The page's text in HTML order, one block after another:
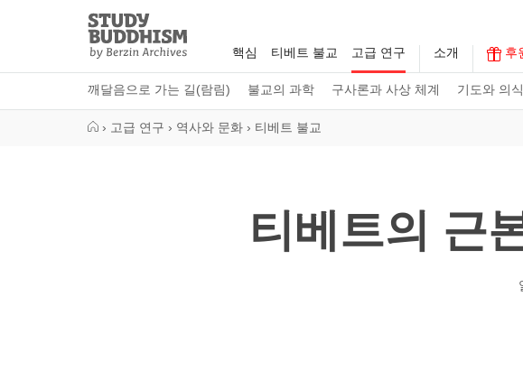
Study
Buddhism
Home
핵심 티베트 불교 고급 연구
깨달음으로 가는 길(람림) 불교의 과학 구사론과 사상 체계 기도와 의식
소개 후
› 고급 연구 › 역사와 문화 › 티베트 불교
티베트의 근